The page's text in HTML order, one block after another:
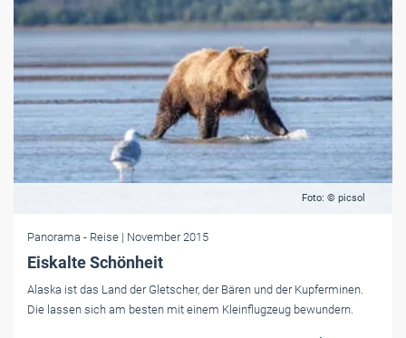
Foto: © picsol
Panorama - Reise | November 2015
Eiskalte Schönheit
Alaska ist das Land der Gletscher, der Bären und der Kupferminen.
Die lassen sich am besten mit einem Kleinflugzeug bewundern.